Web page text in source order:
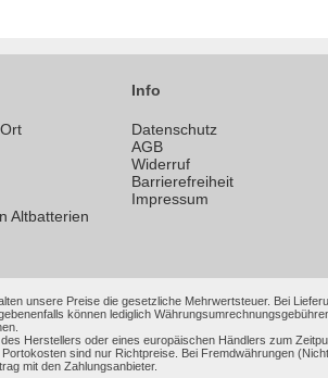
Altbatterien
Info
Datenschutz
AGB
Widerruf
Barrierefreiheit
Impressum
unsere Preise die gesetzliche Mehrwertsteuer. Bei
können lediglich
Herstellers oder eines europäischen Händlers zum
sind nur Richtpreise. Bei Fremdwährungen
mit den Zahlungsanbieter.